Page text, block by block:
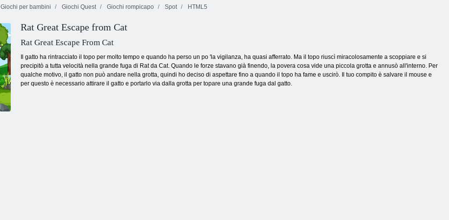
Fruita Crush
Avventura
succose bacche
Giochi per bambini Giochi Quest Giochi rompicapo Spot HTML5
Rat Great Escape from Cat
Rat Great Escape From Cat
Il gatto ha rintracciato il topo per molto tempo e quando ha perso un po 'la vigilanza, ha quasi afferrato. Ma il topo riuscì miracolosamente a scoppiare e si
precipitò a tutta velocità nella grande fuga di Rat da Cat. Quando le forze stavano già finendo, la povera cosa vide una piccola grotta e annusò all'interno. Per
qualche motivo, il gatto non può andare nella grotta, quindi ho deciso di aspettare fino a quando il topo ha fame e uscirò. Il tuo compito è salvare il mouse e
per questo è necessario attirare il gatto e portarlo via dalla grotta per topare una grande fuga dal gatto.